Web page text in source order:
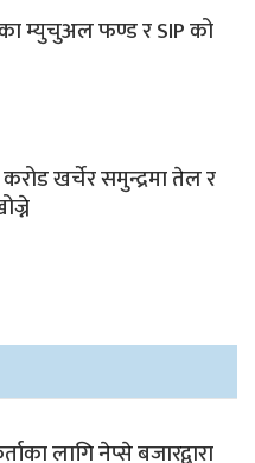
म्युचुअल फण्ड र SIP को
खर्चेर समुन्द्रमा तेल र
लागि नेप्से बजारद्वारा